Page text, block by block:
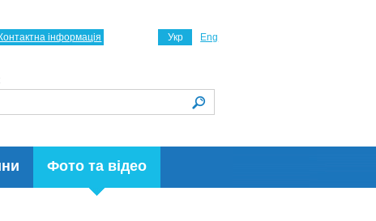
Фото та відео
Укр Eng
Контактна інформація